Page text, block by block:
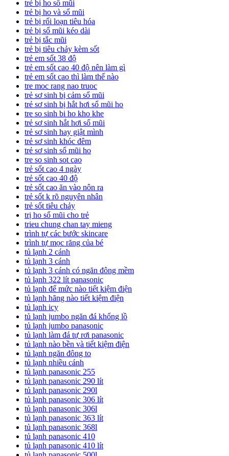
trẻ bị ho sổ mũi
trẻ bị ho và sổ mũi
trẻ bị rối loạn tiêu hóa
trẻ bị sổ mũi kéo dài
trẻ bị tắc mũi
trẻ bị tiêu chảy kèm sốt
trẻ em sốt 38 độ
trẻ em sốt cao 40 độ nên làm gì
trẻ em sốt cao thì làm thế nào
tre moc rang nao truoc
trẻ sơ sinh bị cảm sổ mũi
trẻ sơ sinh bị hắt hơi sổ mũi ho
tre so sinh bi ho kho khe
trẻ sơ sinh hắt hơi sổ mũi
trẻ sơ sinh hay giật mình
trẻ sơ sinh khóc đêm
trẻ sơ sinh sổ mũi ho
tre so sinh sot cao
trẻ sốt cao 4 ngày
trẻ sốt cao 40 độ
trẻ sốt cao ăn vào nôn ra
trẻ sốt k rõ nguyên nhân
trẻ sốt tiêu chảy
trị ho sổ mũi cho trẻ
trieu chung chan tay mieng
trình tự các bước skincare
trình tự mọc răng của bé
tủ lạnh 2 cánh
tủ lạnh 3 cánh
tủ lạnh 3 cánh có ngăn đông mềm
tủ lạnh 322 lít panasonic
tủ lạnh để mức nào tiết kiệm điện
tủ lạnh hãng nào tiết kiệm điện
tủ lạnh icy
tủ lạnh jumbo ngăn đá khổng lồ
tủ lạnh jumbo panasonic
tủ lạnh làm đá tự rơi panasonic
tủ lạnh nào bền và tiết kiệm điện
tủ lạnh ngăn đông to
tủ lạnh nhiều cánh
tủ lạnh panasonic 255
tủ lạnh panasonic 290 lít
tủ lạnh panasonic 290l
tủ lạnh panasonic 306 lít
tủ lạnh panasonic 306l
tủ lạnh panasonic 363 lít
tủ lạnh panasonic 368l
tủ lạnh panasonic 410
tủ lạnh panasonic 410 lít